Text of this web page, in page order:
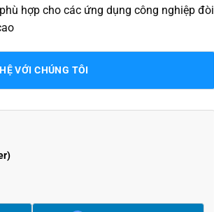
hợp cho các ứng dụng công nghiệp đòi
VỚI CHÚNG TÔI